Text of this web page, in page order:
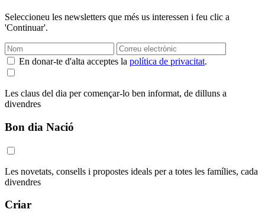
Seleccioneu les newsletters que més us interessen i feu clic a
'Continuar'.
En donar-te d'alta acceptes la política de privacitat.
Les claus del dia per començar-lo ben informat, de dilluns a
divendres
Bon dia Nació
Les novetats, consells i propostes ideals per a totes les famílies, cada
divendres
Criar